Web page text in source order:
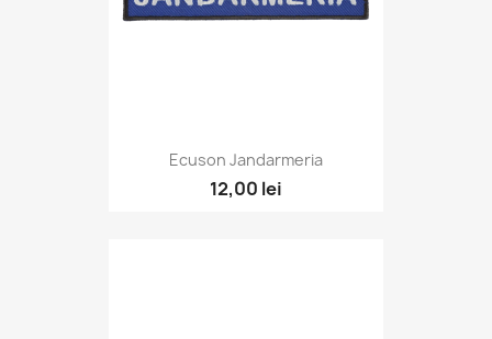
Ecuson Jandarmeria
12,00 lei